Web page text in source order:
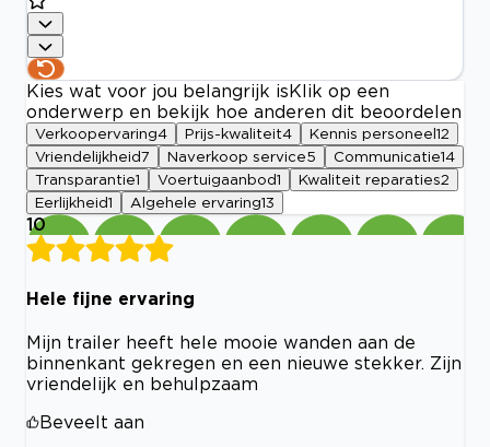
Kies wat voor jou belangrijk is Klik op een
onderwerp en bekijk hoe anderen dit beoordelen
Verkoopervaring4 Prijs-kwaliteit4 Kennis personeel 12
Vriendelijkheid7 Naverkoop service5 Communicatie14
Transparantie1 Voertuigaanbod1 Kwaliteit reparaties2
Eerlijkheid1 Algehele ervaring13
10
Hele fijne ervaring
Mijn trailer heeft hele mooie wanden aan de
binnenkant gekregen en een nieuwe stekker. Zijn
vriendelijk en behulpzaam
Beveelt aan